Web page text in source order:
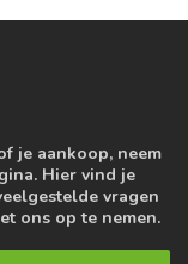
je aankoop, neem
Hier vind je
vragen
ons op te nemen.